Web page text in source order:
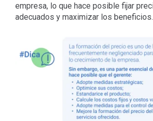
empresa, lo que hace posible fijar
adecuados y maximizar los beneficios.